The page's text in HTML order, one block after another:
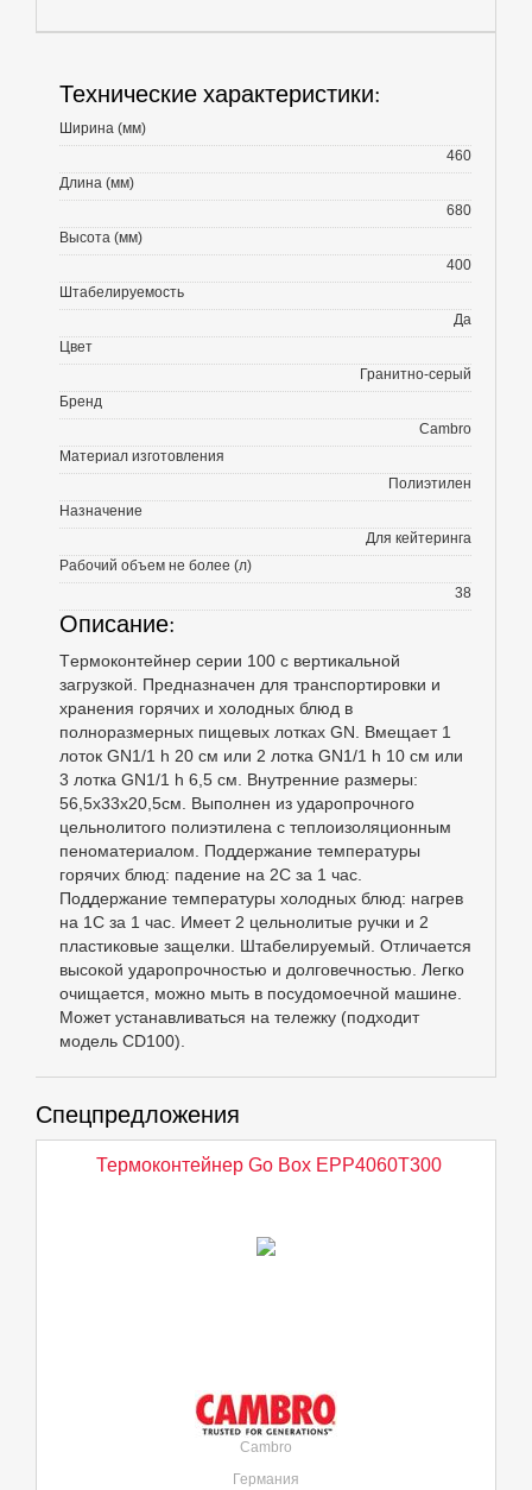
Технические характеристики:
Ширина (мм)
460
Длина (мм)
680
Высота (мм)
400
Штабелируемость
Да
Цвет
Гранитно-серый
Бренд
Cambro
Материал изготовления
Полиэтилен
Назначение
Для кейтеринга
Рабочий объем не более (л)
38
Описание:
Tермоконтейнер серии 100 с вертикальной
загрузкой. Предназначен для транспортировки и
хранения горячих и холодных блюд в
полноразмерных пищевых лотках GN. Вмещает 1
лоток GN1/1 h 20 см или 2 лотка GN1/1 h 10 см или
3 лотка GN1/1 h 6,5 см. Внутренние размеры:
56,5х33х20,5см. Выполнен из ударопрочного
цельнолитого полиэтилена с теплоизоляционным
пеноматериалом. Поддержание температуры
горячих блюд: падение на 2С за 1 час.
Поддержание температуры холодных блюд: нагрев
на 1С за 1 час. Имеет 2 цельнолитые ручки и 2
пластиковые защелки. Штабелируемый. Отличается
высокой ударопрочностью и долговечностью. Легко
очищается, можно мыть в посудомоечной машине.
Может устанавливаться на тележку (подходит
модель CD100).
Спецпредложения
Термоконтейнер Go Box EPP4060T300
Cambro
Германия